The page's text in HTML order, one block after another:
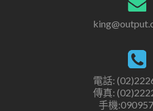
電話:
傳真:
手機